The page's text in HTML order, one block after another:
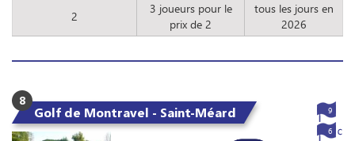
2
3 joueurs pour le
prix de 2
tous les jours en
2026
8
Golf de Montravel - Saint-Méard
9
6